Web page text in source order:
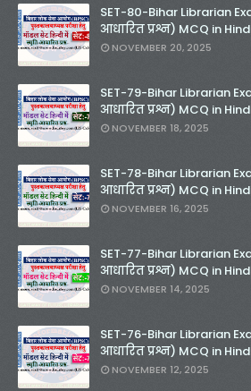
SET-80-Bihar Librarian
आधारित प्रश्न) MCQ in
NOVEMBER 20, 2025
SET-79-Bihar Librarian
आधारित प्रश्न) MCQ in
NOVEMBER 18, 2025
SET-78-Bihar Librarian
आधारित प्रश्न) MCQ in
NOVEMBER 16, 2025
SET-77-Bihar Librarian
आधारित प्रश्न) MCQ in
NOVEMBER 14, 2025
SET-76-Bihar Librarian
आधारित प्रश्न) MCQ in
NOVEMBER 12, 2025